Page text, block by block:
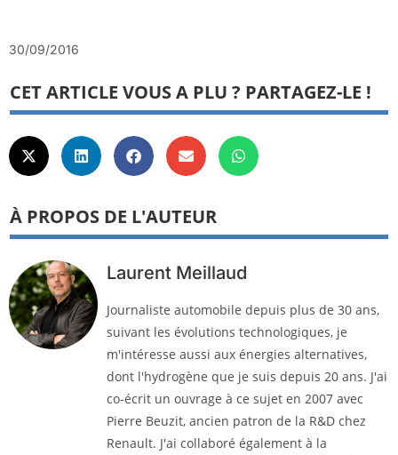
30/09/2016
CET ARTICLE VOUS A PLU ? PARTAGEZ-LE !
À PROPOS DE L'AUTEUR
Laurent Meillaud
Journaliste automobile depuis plus de 30 ans,
suivant les évolutions technologiques, je
m'intéresse aussi aux énergies alternatives,
dont l'hydrogène que je suis depuis 20 ans. J'ai
co-écrit un ouvrage à ce sujet en 2007 avec
Pierre Beuzit, ancien patron de la R&D chez
Renault. J'ai collaboré également à la